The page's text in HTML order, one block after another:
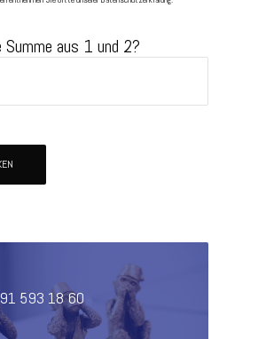
aus 1 und 2?
593 18 60